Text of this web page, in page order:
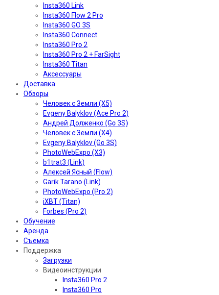
Insta360 Link
Insta360 Flow 2 Pro
Insta360 GO 3S
Insta360 Connect
Insta360 Pro 2
Insta360 Pro 2 + FarSight
Insta360 Titan
Аксессуары
Доставка
Обзоры
Человек с Земли (X5)
Evgeny Balyklov (Ace Pro 2)
Андрей Долженко (Go 3S)
Человек с Земли (X4)
Evgeny Balyklov (Go 3S)
PhotoWebExpo (X3)
b1trat3 (Link)
Алексей Ясный (Flow)
Garik Tarano (Link)
PhotoWebExpo (Pro 2)
iXBT (Titan)
Forbes (Pro 2)
Обучение
Аренда
Съемка
Поддержка
Загрузки
Видеоинструкции
Insta360 Pro 2
Insta360 Pro